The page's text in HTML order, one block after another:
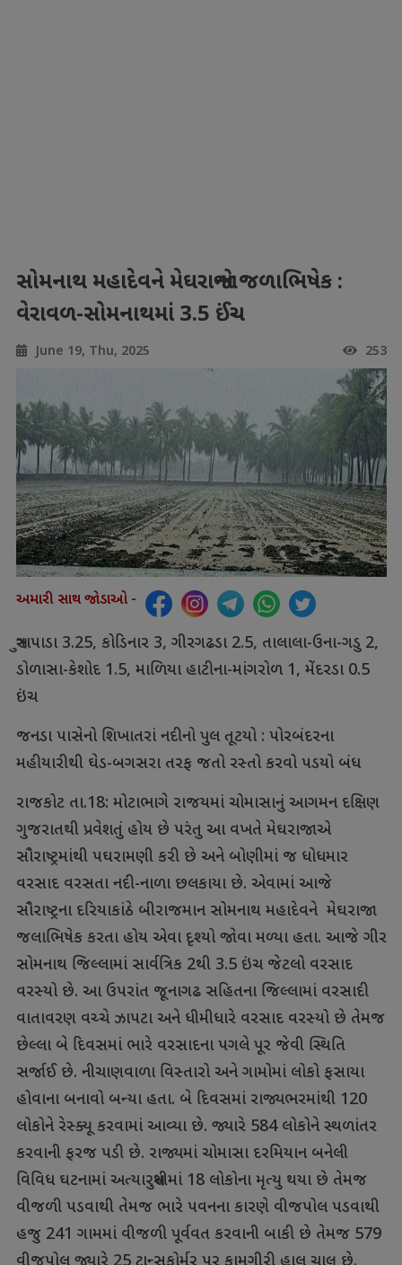
સોમનાથ મહાદેવને મેઘરાજાનો જળાભિષેક :
વેરાવળ-સોમનાથમાં 3.5 ઈંચ
June 19, Thu, 2025 253
અમારી સાથ જોડાઓ -
સુત્રાપાડા 3.25, કોડિનાર 3, ગીરગઢડા 2.5, તાલાલા-ઉના-ગડુ 2,
ડોળાસા-કેશોદ 1.5, માળિયા હાટીના-માંગરોળ 1, મેંદરડા 0.5
ઇંચ
જનડા પાસેનો શિખાતરાં નદીનો પુલ તૂટયો : પોરબંદરના
મહીયારીથી ઘેડ-બગસરા તરફ જતો રસ્તો કરવો પડયો બંધ
રાજકોટ તા.18: મોટાભાગે રાજયમાં ચોમાસાનું આગમન દક્ષિણ
ગુજરાતથી પ્રવેશતું હોય છે પરંતુ આ વખતે મેઘરાજાએ
સૌરાષ્ટ્રમાંથી પઘરામણી કરી છે અને બોણીમાં જ ધોધમાર
વરસાદ વરસતા નદી-નાળા છલકાયા છે. એવામાં આજે
સૌરાષ્ટ્રના દરિયાકાંઠે બીરાજમાન સોમનાથ મહાદેવને મેઘરાજા
જલાભિષેક કરતા હોય એવા દૃશ્યો જોવા મળ્યા હતા. આજે ગીર
સોમનાથ જિલ્લામાં સાર્વત્રિક 2થી 3.5 ઇંચ જેટલો વરસાદ
વરસ્યો છે. આ ઉપરાંત જૂનાગઢ સહિતના જિલ્લામાં વરસાદી
વાતાવરણ વચ્ચે ઝાપટા અને ધીમીધારે વરસાદ વરસ્યો છે તેમજ
છેલ્લા બે દિવસમાં ભારે વરસાદના પગલે પૂર જેવી સ્થિતિ
સર્જાઈ છે. નીચાણવાળા વિસ્તારો અને ગામોમાં લોકો ફસાયા
હોવાના બનાવો બન્યા હતા. બે દિવસમાં રાજ્યભરમાંથી 120
લોકોને રેસ્ક્યૂ કરવામાં આવ્યા છે. જ્યારે 584 લોકોને સ્થળાંતર
કરવાની ફરજ પડી છે. રાજ્યમાં ચોમાસા દરમિયાન બનેલી
વિવિધ ઘટનામાં અત્યારસુધીમાં 18 લોકોના મૃત્યુ થયા છે તેમજ
વીજળી પડવાથી તેમજ ભારે પવનના કારણે વીજપોલ પડવાથી
હજુ 241 ગામમાં વીજળી પૂર્વવત કરવાની બાકી છે તેમજ 579